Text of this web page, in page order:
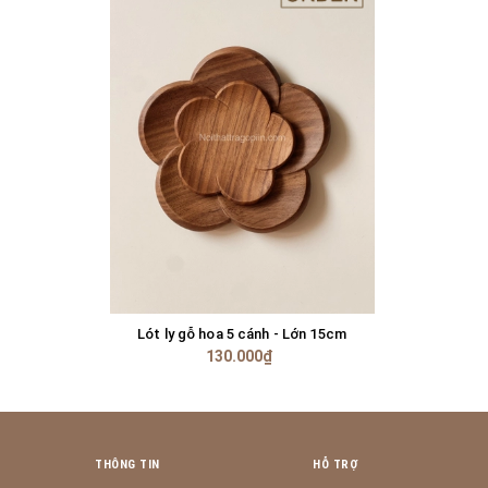
TÙY CHỌN
Lót ly gỗ hoa 5 cánh - Lớn 15cm
130.000₫
THÔNG TIN HỖ TRỢ